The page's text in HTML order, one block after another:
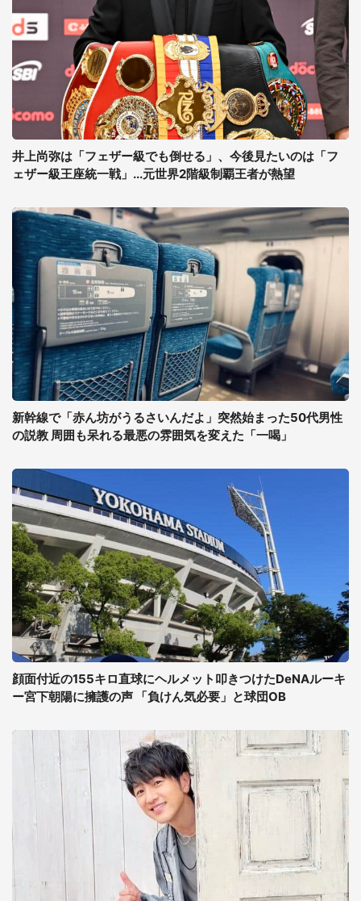
井上尚弥は「フェザー級でも倒せる」、今後見たいのは「フ
ェザー級王座統一戦」...元世界2階級制覇王者が熱望
新幹線で「赤ん坊がうるさいんだよ」突然始まった50代男性
の説教 周囲も呆れる最悪の雰囲気を変えた「一喝」
顔面付近の155キロ直球にヘルメット叩きつけたDeNAルーキ
ー宮下朝陽に擁護の声 「負けん気必要」と球団OB